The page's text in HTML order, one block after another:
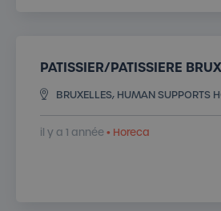
PATISSIER/PATISSIERE
BRUXELLES, HUMAN SUPPORTS
il y a 1 année• Horeca